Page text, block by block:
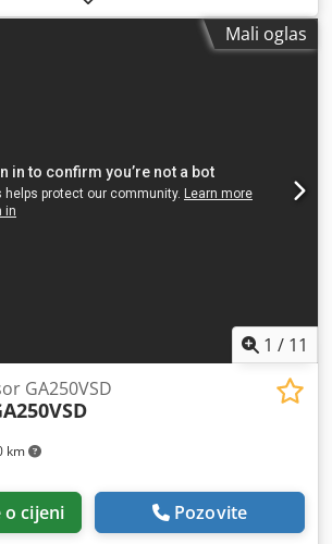
Mali oglas
1 / 11
km
GA250VSD
cijeni Pozovite